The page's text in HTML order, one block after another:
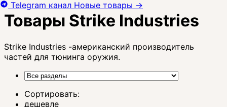
Товары Strike Industries
Strike Industries -американский производитель
частей для тюнинга оружия.
Сортировать:
дешевле
Telegram канал Новые товары →